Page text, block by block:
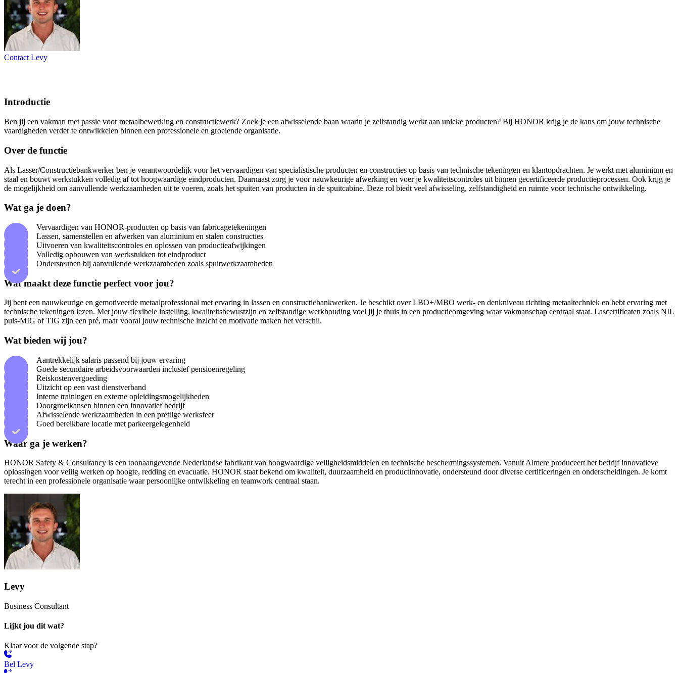
Contact Levy
Introductie
Ben jij een vakman met passie voor metaalbewerking en constructiewerk? Zoek je een afwisselende baan waarin je zelfstandig werkt aan unieke producten? Bij HONOR krijg je de kans om jouw technische
vaardigheden verder te ontwikkelen binnen een professionele en groeiende organisatie.
Over de functie
Als Lasser/Constructiebankwerker ben je verantwoordelijk voor het vervaardigen van specialistische producten en constructies op basis van technische tekeningen en klantopdrachten. Je werkt met aluminium en
staal en bouwt werkstukken volledig af tot hoogwaardige eindproducten. Daarnaast zorg je voor nauwkeurige afwerking en voer je kwaliteitscontroles uit binnen gecertificeerde productieprocessen. Ook krijg je
de mogelijkheid om aanvullende werkzaamheden uit te voeren, zoals het spuiten van producten in de spuitcabine. Deze rol biedt veel afwisseling, zelfstandigheid en ruimte voor technische ontwikkeling.
Wat ga je doen?
Vervaardigen van HONOR-producten op basis van fabricagetekeningen
Lassen, samenstellen en afwerken van aluminium en stalen constructies
Uitvoeren van kwaliteitscontroles en oplossen van productieafwijkingen
Volledig opbouwen van werkstukken tot eindproduct
Ondersteunen bij aanvullende werkzaamheden zoals spuitwerkzaamheden
Wat maakt deze functie perfect voor jou?
Jij bent een nauwkeurige en gemotiveerde metaalprofessional met ervaring in lassen en constructiebankwerken. Je beschikt over LBO+/MBO werk- en denkniveau richting metaaltechniek en hebt ervaring met
technische tekeningen lezen. Met jouw flexibele instelling, kwaliteitsbewustzijn en zelfstandige werkhouding voel jij je thuis in een productieomgeving waar vakmanschap centraal staat. Lascertificaten zoals NIL
puls-MIG of TIG zijn een pré, maar vooral jouw technische inzicht en motivatie maken het verschil.
Wat bieden wij jou?
Aantrekkelijk salaris passend bij jouw ervaring
Goede secundaire arbeidsvoorwaarden inclusief pensioenregeling
Reiskostenvergoeding
Uitzicht op een vast dienstverband
Interne trainingen en externe opleidingsmogelijkheden
Doorgroeikansen binnen een innovatief bedrijf
Afwisselende werkzaamheden in een prettige werksfeer
Goed bereikbare locatie met parkeergelegenheid
Waar ga je werken?
HONOR Safety & Consultancy is een toonaangevende Nederlandse fabrikant van hoogwaardige veiligheidsmiddelen en technische beschermingssystemen. Vanuit Almere produceert het bedrijf innovatieve
oplossingen voor veilig werken op hoogte, redding en evacuatie. HONOR staat bekend om kwaliteit, duurzaamheid en productinnovatie, ondersteund door diverse certificeringen en onderscheidingen. Je komt
terecht in een professionele organisatie waar persoonlijke ontwikkeling en teamwork centraal staan.
Levy
Business Consultant
Lijkt jou dit wat?
Klaar voor de volgende stap?
Bel Levy